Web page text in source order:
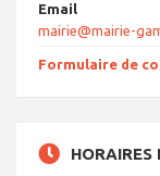
Email
mairie@mairie-
Formulaire de
HORAIRES